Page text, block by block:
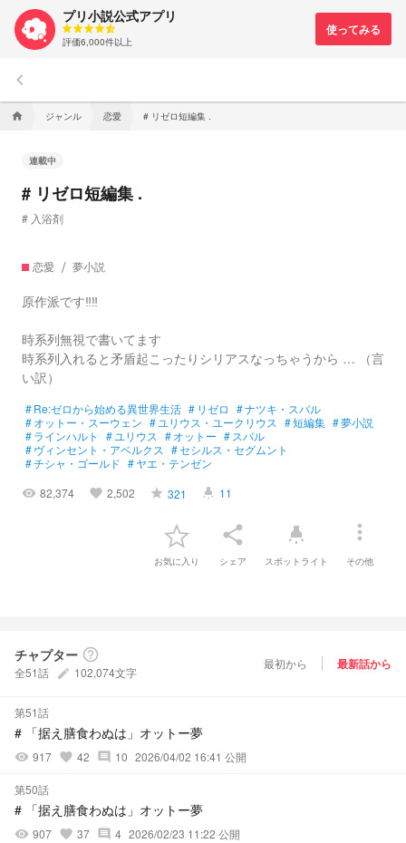
プリ小説公式アプリ
評価6,000件以上
keyboard_arrow_left
home ジャンル 恋愛 # リゼロ短編集 .
連載中
# リゼロ短編集 .
# 入浴剤
恋愛 夢小説
原作派です‼️‼️
時系列無視で書いてます
時系列入れると矛盾起こったりシリアスなっちゃうから … （言
い訳）
#Re:ゼロから始める異世界生活 # リゼロ #ナツキ・スバル
#オットー・スーウェン # ユリウス・ユークリウス #短編集 #夢小説
#ラインハルト # ユリウス #オットー # スバル
#ヴィンセント・アベルクス #セシルス・セグムント
#チシャ・ゴールド #ヤエ・テンゼン
visibility 82,374 favorite 2,502 grade 321 highlight 11
お気に入り
share
シェア
highlight
スポットライト
more_vert
その他
チャプター help_outline
全51話 create 102,074文字
最初から 最新話から
第51話
# 「据え膳食わぬは」オットー夢
visibility 917 favorite 42 comment 10 2026/04/02 16:41 公開
第50話
# 「据え膳食わぬは」オットー夢
visibility 907 favorite 37 comment 4 2026/02/23 11:22 公開